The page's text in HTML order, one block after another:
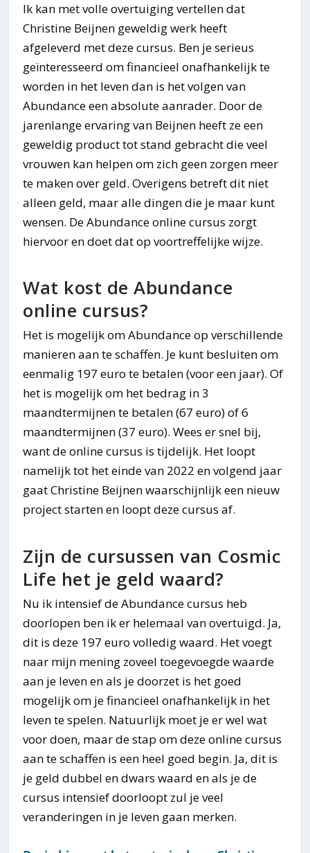
Ik kan met volle overtuiging vertellen dat
Christine Beijnen geweldig werk heeft
afgeleverd met deze cursus. Ben je serieus
geïnteresseerd om financieel onafhankelijk te
worden in het leven dan is het volgen van
Abundance een absolute aanrader. Door de
jarenlange ervaring van Beijnen heeft ze een
geweldig product tot stand gebracht die veel
vrouwen kan helpen om zich geen zorgen meer
te maken over geld. Overigens betreft dit niet
alleen geld, maar alle dingen die je maar kunt
wensen. De Abundance online cursus zorgt
hiervoor en doet dat op voortreffelijke wijze.
Wat kost de Abundance
online cursus?
Het is mogelijk om Abundance op verschillende
manieren aan te schaffen. Je kunt besluiten om
eenmalig 197 euro te betalen (voor een jaar). Of
het is mogelijk om het bedrag in 3
maandtermijnen te betalen (67 euro) of 6
maandtermijnen (37 euro). Wees er snel bij,
want de online cursus is tijdelijk. Het loopt
namelijk tot het einde van 2022 en volgend jaar
gaat Christine Beijnen waarschijnlijk een nieuw
project starten en loopt deze cursus af.
Zijn de cursussen van Cosmic
Life het je geld waard?
Nu ik intensief de Abundance cursus heb
doorlopen ben ik er helemaal van overtuigd. Ja,
dit is deze 197 euro volledig waard. Het voegt
naar mijn mening zoveel toegevoegde waarde
aan je leven en als je doorzet is het goed
mogelijk om je financieel onafhankelijk in het
leven te spelen. Natuurlijk moet je er wel wat
voor doen, maar de stap om deze online cursus
aan te schaffen is een heel goed begin. Ja, dit is
je geld dubbel en dwars waard en als je de
cursus intensief doorloopt zul je veel
veranderingen in je leven gaan merken.